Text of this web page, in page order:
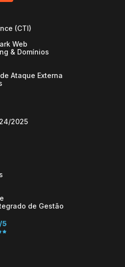
(CTI)
Web
& Domínios
Ataque Externa
2025
de Gestão